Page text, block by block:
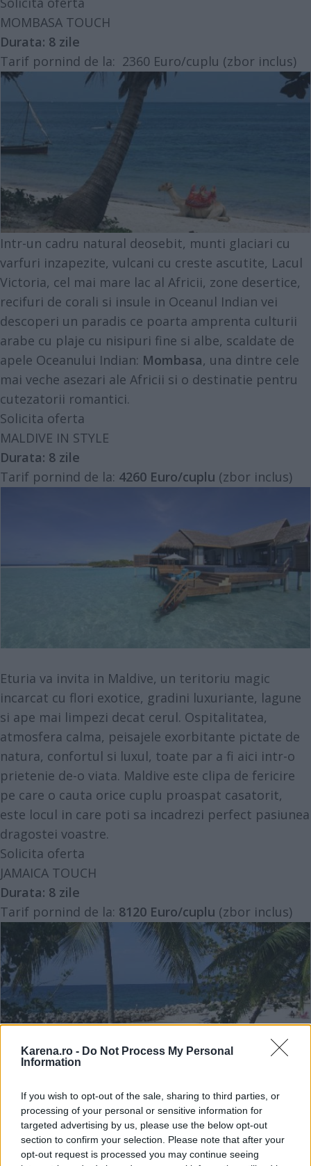
Karena.ro - Do Not Process My Personal
Information
If you wish to opt-out of the sale, sharing to third parties, or
processing of your personal or sensitive information for
targeted advertising by us, please use the below opt-out
section to confirm your selection. Please note that after your
opt-out request is processed you may continue seeing
MOMBASA TOUCH
Durata: 8 zile
Tarif pornind de la: 2360 Euro/cuplu (zbor inclus)
Intr-un cadru natural deosebit, munti glaciari cu
varfuri inzapezite, vulcani cu creste ascutite, Lacul
Victoria, cel mai mare lac al Africii, zone desertice,
recifuri de corali si insule in Oceanul Indian vei
descoperi un paradis ce poarta amprenta culturii
arabe cu plaje cu nisipuri fine si albe, scaldate de
apele Oceanului Indian: Mombasa, una dintre cele
mai veche asezari ale Africii si o destinatie pentru
cutezatorii romantici.
Solicita oferta
MALDIVE IN STYLE
Durata: 8 zile
Tarif pornind de la: 4260 Euro/cuplu (zbor inclus)
Eturia va invita in Maldive, un teritoriu magic
incarcat cu flori exotice, gradini luxuriante, lagune
si ape mai limpezi decat cerul. Ospitalitatea,
atmosfera calma, peisajele exorbitante pictate de
natura, confortul si luxul, toate par a fi aici intr-o
prietenie de-o viata. Maldive este clipa de fericire
pe care o cauta orice cuplu proaspat casatorit,
este locul in care poti sa incadrezi perfect pasiunea
dragostei voastre.
Solicita oferta
JAMAICA TOUCH
Durata: 8 zile
Tarif pornind de la: 8120 Euro/cuplu (zbor inclus)
Numai cand spui Jamaica, si deja te simti
transportat in muzica lenta, ademenitoare reggae,
muzica ce se incadreaza fascinant in peisajul de vis
al acestei insule exotice din Caraibe. Cu cele mai